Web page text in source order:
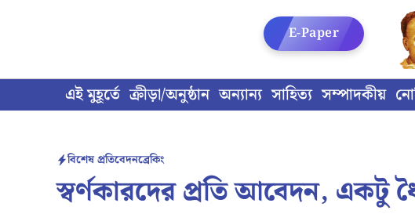
এই মুহূর্তে ক্রীড়া/অনুষ্ঠান অন্যান্য সাহিত্য সম্পাদকীয়
E-Paper
বিশেষ প্রতিবেদনব্রেকিং
স্বর্ণকারদের প্রতি আবেদন, একটু